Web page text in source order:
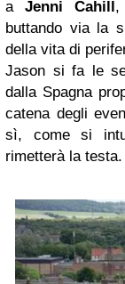
aJenni Cahill,
buttando via la
della vita di
Jason si fa le
dalla Spagna
catena degli
sì, come si
rimetterà la testa.